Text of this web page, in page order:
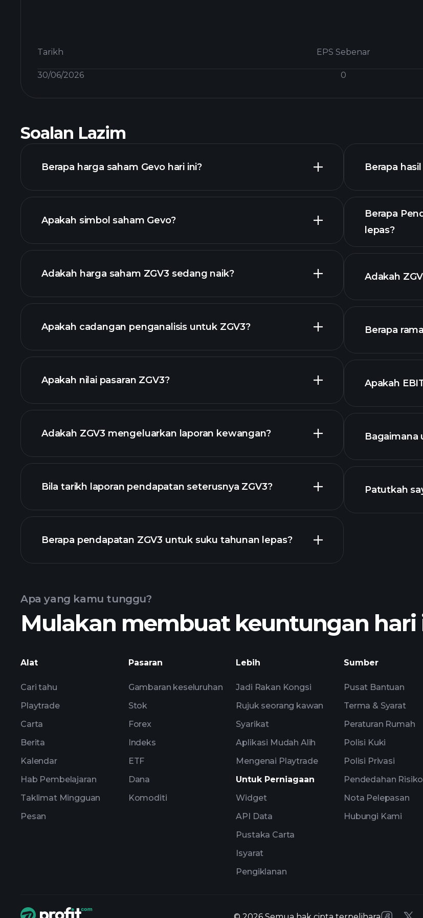
Tarikh EPS Sebenar
30/06/2026 0
Soalan Lazim
Berapa harga saham Gevo hari ini?
lanjutan
Apakah simbol saham Gevo?
Adakah harga saham ZGV3 sedang naik?
grafik ZGV3
Apakah cadangan penganalisis untuk ZGV3?
Apakah nilai pasaran ZGV3?
senarai saham kami
Adakah ZGV3 mengeluarkan laporan kewangan?
kewangan ZGV3
Bila tarikh laporan pendapatan seterusnya ZGV3?
Berapa pendapatan ZGV3 untuk suku tahunan lepas?
Berapa
Berapa
lepas?
Adakah
Berapa
Apakah
Bagaimana
Patutkah
Apa yang kamu tunggu?
Mulakan membuat keuntungan hari
Alat
Cari tahu
Playtrade
Carta
Berita
Kalendar
Hab Pembelajaran
Taklimat Mingguan
Pesan
Pasaran
Gambaran keseluruhan
Stok
Forex
Indeks
ETF
Dana
Komoditi
Lebih
Jadi Rakan Kongsi
Rujuk seorang kawan
Syarikat
Aplikasi Mudah Alih
Mengenai Playtrade
Untuk Perniagaan
Widget
API Data
Pustaka Carta
Isyarat
Pengiklanan
Sumber
Pusat Bantuan
Terma & Syarat
Peraturan Rumah
Polisi Kuki
Polisi Privasi
Pendedahan Risiko
Nota Pelepasan
Hubungi Kami